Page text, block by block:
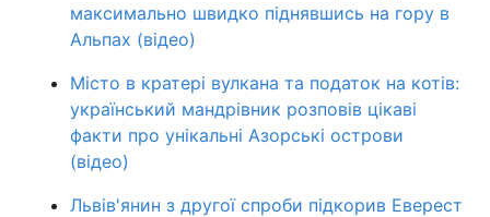
максимально швидко піднявшись на гору в
Альпах (відео)
Місто в кратері вулкана та податок на котів:
український мандрівник розповів цікаві
факти про унікальні Азорські острови
(відео)
Львів'янин з другої спроби підкорив Еверест